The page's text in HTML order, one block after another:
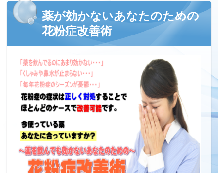
薬が効かないあなたのための
花粉症改善術